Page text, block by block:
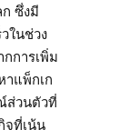
ซึ่งมี
ในช่วง
การเพิ่ม
าแพ็กเก
ส่วนตัวที่
จที่เน้น